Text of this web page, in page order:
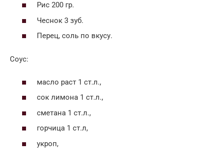
Рис 200 гр.
Чеснок 3 зуб.
Перец, соль по вкусу.
Соус:
масло раст 1 ст.л.,
сок лимона 1 ст.л.,
сметана 1 ст.л.,
горчица 1 ст.л,
укроп,